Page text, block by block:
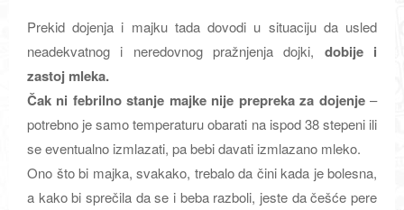
Prekid dojenja i majku tada dovodi u situaciju da usled
neadekvatnog i neredovnog pražnjenja dojki, dobije i
zastoj mleka.
Čak ni febrilno stanje majke nije prepreka za dojenje–
potrebno je samo temperaturu obarati na ispod 38 stepeni ili
se eventualno izmlazati, pa bebi davati izmlazano mleko.
Ono što bi majka, svakako, trebalo da čini kada je bolesna,
a kako bi sprečila da se i beba razboli, jeste da češće pere